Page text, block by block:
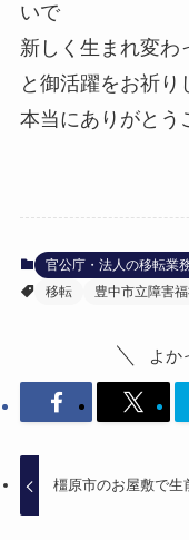
いで
新しく生まれ変わ
と御活躍をお祈り
本当にありがとう
官公庁・法人の移転業
移転
豊中市立障害
よか
橿原市のお屋敷で生